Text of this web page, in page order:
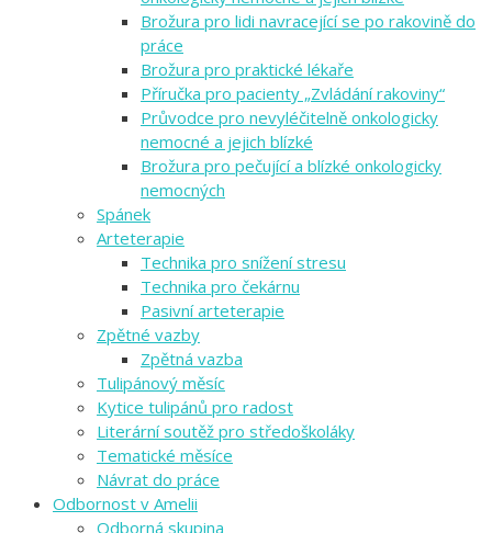
Brožura pro lidi navracející se po rakovině do
práce
Brožura pro praktické lékaře
Příručka pro pacienty „Zvládání rakoviny“
Průvodce pro nevyléčitelně onkologicky
nemocné a jejich blízké
Brožura pro pečující a blízké onkologicky
nemocných
Spánek
Arteterapie
Technika pro snížení stresu
Technika pro čekárnu
Pasivní arteterapie
Zpětné vazby
Zpětná vazba
Tulipánový měsíc
Kytice tulipánů pro radost
Literární soutěž pro středoškoláky
Tematické měsíce
Návrat do práce
Odbornost v Amelii
Odborná skupina